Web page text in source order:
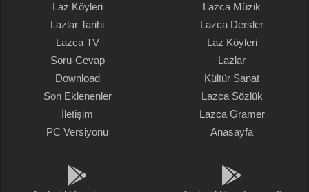
Laz Köyleri
Lazlar Tarihi
Lazca TV
Soru-Cevap
Download
Son Eklenenler
İletişim
PC Versiyonu
Lazca Müzik
Lazca Dersler
Laz Köyleri
Lazlar
Kültür Sanat
Lazca Sözlük
Lazca Gramer
Anasayfa